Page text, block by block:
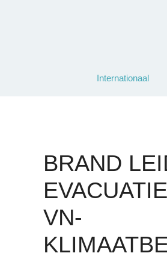
Internationaal
BRAND
VN-